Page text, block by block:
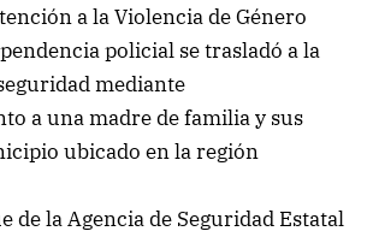
a la Violencia de Género
policial se trasladó a la
mediante
a una madre de familia y sus
ubicado en la región
de la Agencia de Seguridad Estatal